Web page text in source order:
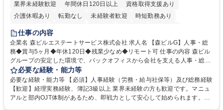
業界未経験歓迎
年間休日120日以上
資格取得支援あり
介護休暇あり
転勤なし 未経験者歓迎
時短勤務あり
経験者歓迎
完全週休2日制
交通費支給 長期歓迎 駅近5分以内 土日祝休み
仕事の内容
企業名 森ビルエステートサービス株式会社 求人名 【森ビルG】人事・総
務◆賞与5ヶ月◆年休120日◆残業少なめ◆リモート可 仕事の内容 森ビル
グループの安定した環境で、バックオフィスから会社を支える人事・総務
をお任せします。 労務と総務の業務をバランスよく担当し、ゆくゆくは制
度改定などのコア業務にも挑戦できる、やりがいある環境です。 ■勤怠管
理、給与計算、社会保険手続き、年末調整等の労務管理全般 ■入退社手続
き、社内規定の改定や人事制度改定などのコア業務 ■社内イベントの企画
必要な経験・能力等
必要な経験・能力等 【必須】人事経験（労務・給与社保等）及び総務経験
【歓迎】経理実務経験、簿記3級以上 業界未経験の方も歓迎です。マニュ
アルと部内OJT体制があるため、即戦力として安心して始められます。